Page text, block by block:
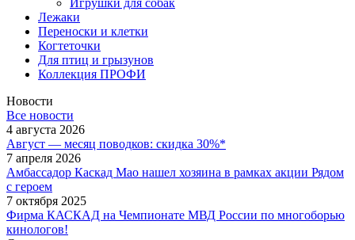
Лежаки
Переноски и клетки
Когтеточки
Для птиц и грызунов
Коллекция ПРОФИ
Новости
Все новости
4 августа 2026
Август — месяц поводков: скидка 30%*
7 апреля 2026
Амбассадор Каскад Мао нашел хозяина в рамках акции Рядом
с героем
7 октября 2025
Фирма КАСКАД на Чемпионате МВД России по многоборью
кинологов!